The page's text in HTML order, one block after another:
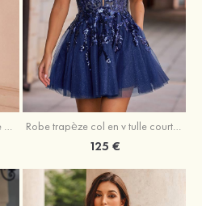
Fourreau épaule dénudée soie comme du satin courte/mini robe de fête de la rentrée Robe trapèze col en v tulle courte/mini robe de fête de la rentrée avec poches paillettes
125 €